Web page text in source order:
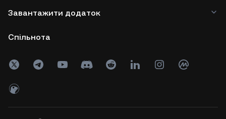
Завантажити додаток
Спільнота